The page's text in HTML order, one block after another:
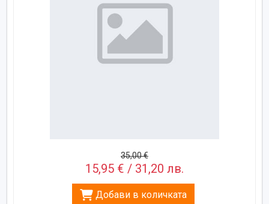
35,00 €
15,95 € / 31,20 лв.
Добави в количката